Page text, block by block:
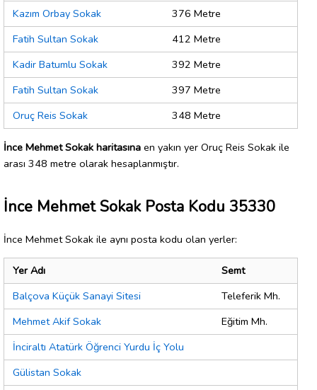
Kazım Orbay Sokak
376 Metre
Fatih Sultan Sokak
412 Metre
Kadir Batumlu Sokak
392 Metre
Fatih Sultan Sokak
397 Metre
Oruç Reis Sokak
348 Metre
İnce Mehmet Sokak haritasına en yakın yer Oruç Reis Sokak ile
arası 348 metre olarak hesaplanmıştır.
İnce Mehmet Sokak Posta Kodu 35330
İnce Mehmet Sokak ile aynı posta kodu olan yerler:
Yer Adı
Semt
Balçova Küçük Sanayi Sitesi
Teleferik Mh.
Mehmet Akif Sokak
Eğitim Mh.
İnciraltı Atatürk Öğrenci Yurdu İç Yolu
Gülistan Sokak